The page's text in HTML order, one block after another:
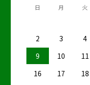
日 月 火
2
3 4
9
10 11
16
17 18